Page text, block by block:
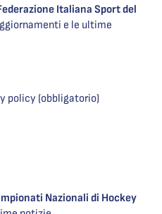
Italiana Sport del
e le ultime
policy (obbligatorio)
Nazionali di Hockey